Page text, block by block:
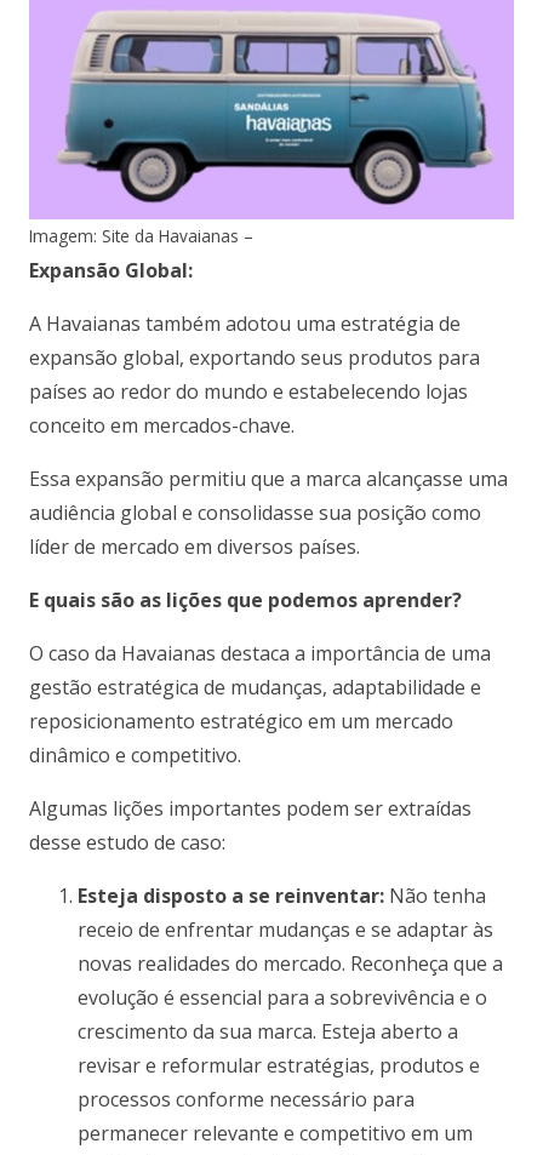
Imagem: Site da Havaianas –
Expansão Global:
A Havaianas também adotou uma estratégia de
expansão global, exportando seus produtos para
países ao redor do mundo e estabelecendo lojas
conceito em mercados-chave.
Essa expansão permitiu que a marca alcançasse uma
audiência global e consolidasse sua posição como
líder de mercado em diversos países.
E quais são as lições que podemos aprender?
O caso da Havaianas destaca a importância de uma
gestão estratégica de mudanças, adaptabilidade e
reposicionamento estratégico em um mercado
dinâmico e competitivo.
Algumas lições importantes podem ser extraídas
desse estudo de caso:
Esteja disposto a se reinventar: Não tenha
receio de enfrentar mudanças e se adaptar às
novas realidades do mercado. Reconheça que a
evolução é essencial para a sobrevivência e o
crescimento da sua marca. Esteja aberto a
revisar e reformular estratégias, produtos e
processos conforme necessário para
permanecer relevante e competitivo em um